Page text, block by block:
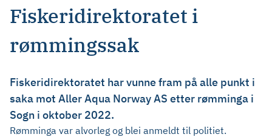
Fiskeridirektoratet i
rømmingssak
Fiskeridirektoratet har vunne fram på alle punkt i
saka mot Aller Aqua Norway AS etter rømminga i
Sogn i oktober 2022.
Rømminga var alvorleg og blei anmeldt til politiet.